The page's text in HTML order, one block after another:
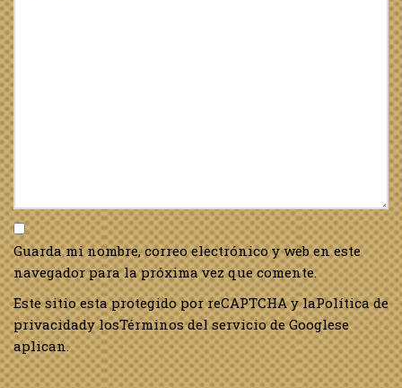
Guarda mi nombre, correo electrónico y web en este
navegador para la próxima vez que comente.
Este sitio esta protegido por reCAPTCHA y laPolítica de
privacidady losTérminos del servicio de Googlese
aplican.